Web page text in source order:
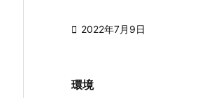
 2022年7月9日
環境